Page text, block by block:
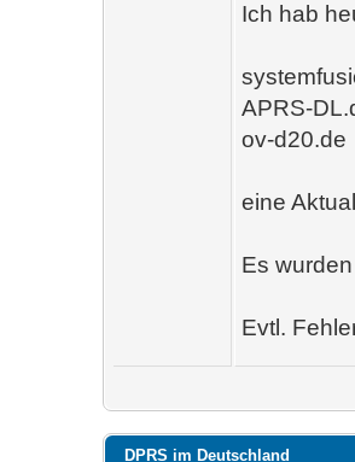
Ich hab
APRS-
ov-d20.de
eine
Es
Evtl.
DPRS im Deutschland